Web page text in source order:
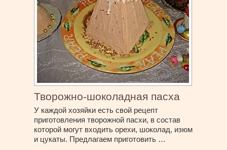
Творожно-шоколадная пасха
У каждой хозяйки есть свой рецепт
приготовления творожной пасхи, в состав
которой могут входить орехи, шоколад, изюм
и цукаты. Предлагаем приготовить …